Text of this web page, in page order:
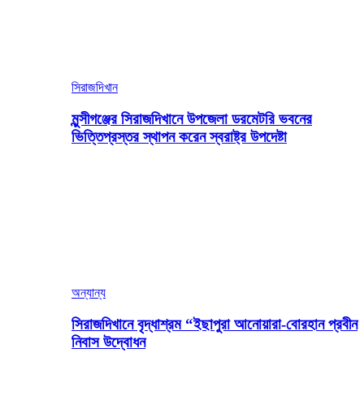
সিরাজদিখান
মুন্সীগঞ্জের সিরাজদিখানে উপজেলা ডরমেটরি ভবনের
ভিত্তিপ্রস্তর স্থাপন করেন স্বরাষ্ট্র উপদেষ্টা
অন্যান্য
সিরাজদিখানে বৃদ্ধাশ্রম “ইছাপুরা আনোয়ারা-বোরহান প্রবীন
নিবাস উদ্বোধন